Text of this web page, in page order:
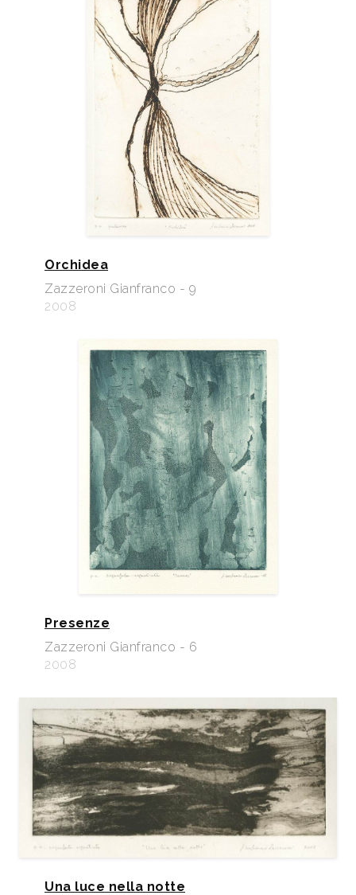
Orchidea
Zazzeroni Gianfranco - 9
2008
Presenze
Zazzeroni Gianfranco - 6
2008
Una luce nella notte